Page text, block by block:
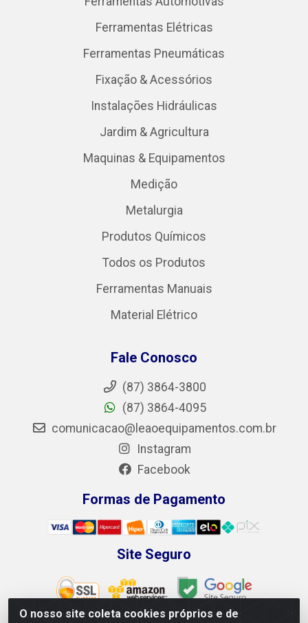
O nosso site coleta cookies próprios e de
Ferramentas Elétricas
Ferramentas Pneumáticas
Fixação & Acessórios
Instalações Hidráulicas
Jardim & Agricultura
Maquinas & Equipamentos
Medição
Metalurgia
Produtos Químicos
Todos os Produtos
Ferramentas Manuais
Material Elétrico
Fale Conosco
(87) 3864-3800
(87) 3864-4095
comunicacao@leaoequipamentos.com.br
Instagram
Facebook
Formas de Pagamento
Site Seguro